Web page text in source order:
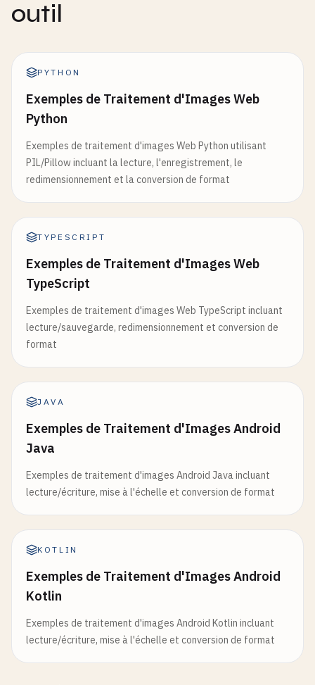
outil
PYTHON
Exemples de Traitement d'Images Web
Python
Exemples de traitement d'images Web Python utilisant
PIL/Pillow incluant la lecture, l'enregistrement, le
redimensionnement et la conversion de format
TYPESCRIPT
Exemples de Traitement d'Images Web
TypeScript
Exemples de traitement d'images Web TypeScript incluant
lecture/sauvegarde, redimensionnement et conversion de
format
JAVA
Exemples de Traitement d'Images Android
Java
Exemples de traitement d'images Android Java incluant
lecture/écriture, mise à l'échelle et conversion de format
KOTLIN
Exemples de Traitement d'Images Android
Kotlin
Exemples de traitement d'images Android Kotlin incluant
lecture/écriture, mise à l'échelle et conversion de format